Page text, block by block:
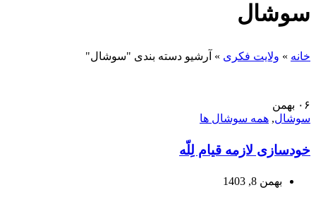
سوشال
خانه » ولایت فکری » آرشیو دسته بندی "سوشال"
۰۶ بهمن
سوشال, همه سوشال ها
خودسازی لازمه قیام لِلّه
بهمن 8, 1403